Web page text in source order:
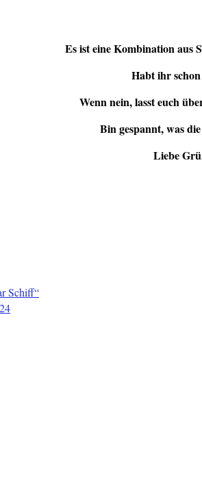
Es ist eine Kombination aus
Habt ihr
Wenn nein, lasst euch
Bin gespannt, was
Liebe
Schiff“